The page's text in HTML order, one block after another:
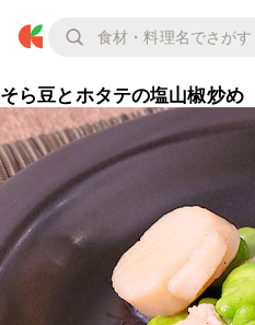
そら豆とホタテの塩山椒炒め